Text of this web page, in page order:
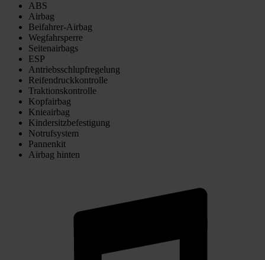
ABS
Airbag
Beifahrer-Airbag
Wegfahrsperre
Seitenairbags
ESP
Antriebsschlupfregelung
Reifendruckkontrolle
Traktionskontrolle
Kopfairbag
Knieairbag
Kindersitzbefestigung
Notrufsystem
Pannenkit
Airbag hinten